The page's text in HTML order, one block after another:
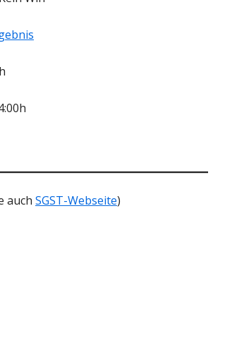
ENDE DER SAISON 2021
DEUTSCHE JUGENDSEGEL BUNDESLIGA
INFO-SPORTBOOTFÜHRERSCHEIN
auch SGST-Webseite)